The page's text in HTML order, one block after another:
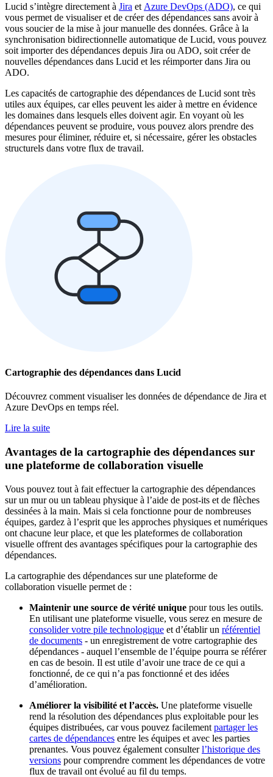
Lucid s’intègre directement à Jira et Azure DevOps (ADO), ce qui
vous permet de visualiser et de créer des dépendances sans avoir à
vous soucier de la mise à jour manuelle des données. Grâce à la
synchronisation bidirectionnelle automatique de Lucid, vous pouvez
soit importer des dépendances depuis Jira ou ADO, soit créer de
nouvelles dépendances dans Lucid et les réimporter dans Jira ou
ADO.
Les capacités de cartographie des dépendances de Lucid sont très
utiles aux équipes, car elles peuvent les aider à mettre en évidence
les domaines dans lesquels elles doivent agir. En voyant où les
dépendances peuvent se produire, vous pouvez alors prendre des
mesures pour éliminer, réduire et, si nécessaire, gérer les obstacles
structurels dans votre flux de travail.
Cartographie des dépendances dans Lucid
Découvrez comment visualiser les données de dépendance de Jira et
Azure DevOps en temps réel.
Lire la suite
Avantages de la cartographie des dépendances sur
une plateforme de collaboration visuelle
Vous pouvez tout à fait effectuer la cartographie des dépendances
sur un mur ou un tableau physique à l’aide de post-its et de flèches
dessinées à la main. Mais si cela fonctionne pour de nombreuses
équipes, gardez à l’esprit que les approches physiques et numériques
ont chacune leur place, et que les plateformes de collaboration
visuelle offrent des avantages spécifiques pour la cartographie des
dépendances.
La cartographie des dépendances sur une plateforme de
collaboration visuelle permet de :
Maintenir une source de vérité unique pour tous les outils.
En utilisant une plateforme visuelle, vous serez en mesure de
consolider votre pile technologique et d’établir un référentiel
de documents - un enregistrement de votre cartographie des
dépendances - auquel l’ensemble de l’équipe pourra se référer
en cas de besoin. Il est utile d’avoir une trace de ce qui a
fonctionné, de ce qui n’a pas fonctionné et des idées
d’amélioration.
Améliorer la visibilité et l’accès. Une plateforme visuelle
rend la résolution des dépendances plus exploitable pour les
équipes distribuées, car vous pouvez facilement partager les
cartes de dépendances entre les équipes et avec les parties
prenantes. Vous pouvez également consulterl’historique des
versions pour comprendre comment les dépendances de votre
flux de travail ont évolué au fil du temps.